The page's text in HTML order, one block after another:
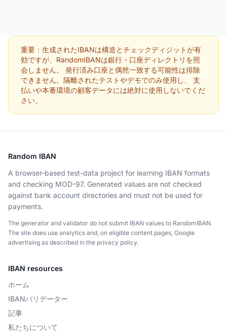
重要：生成されたIBANは構造とチェックディジットが有
効ですが、RandomIBANは銀行・口座ディレクトリを照
会しません。 発行済み口座と偶然一致する可能性は排除
できません。隔離されたテストやデモでのみ使用し、 支
払いや本番環境の顧客データには絶対に使用しないでくだ
さい。
Random IBAN
A browser-based test-data project for learning IBAN formats
and checking MOD-97. Generated values are not checked
against bank account directories and must not be used for
payments.
The generator and validator do not submit IBAN values to RandomIBAN.
The site does use analytics and, on eligible content pages, Google
advertising as described in the privacy policy.
IBAN resources
ホーム
IBANバリデーター
記事
私たちについて